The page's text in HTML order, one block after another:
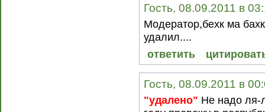
Гость, 08.09.2011 в
Модератор,бехк ма
удалил....
ответить
Гость, 08.09.2011 в
"удалено" Не надо ля-